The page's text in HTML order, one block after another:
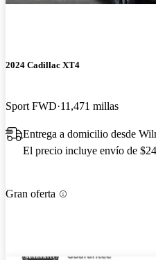
2024 Cadillac XT4
Sport FWD 11,471 millas
Entrega a domicilio desde
El precio incluye envío de
Gran oferta